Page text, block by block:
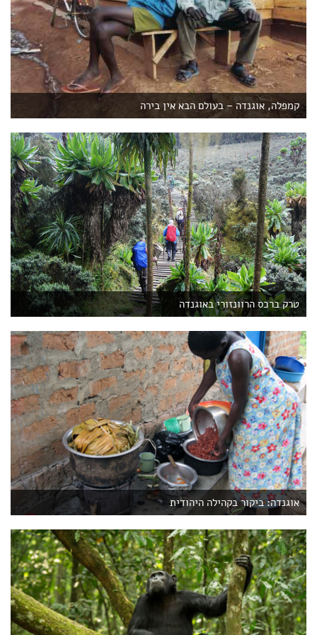
קמפלה, אוגנדה – בעולם הבא אין בירה
טרק ברכס הרוונזורי באוגנדה
אוגנדה: ביקור בקהילה היהודית